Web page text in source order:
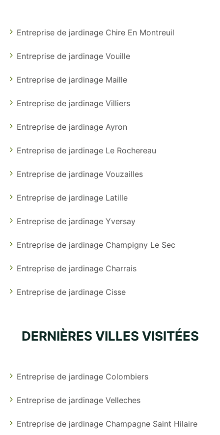
Entreprise de jardinage Chire En Montreuil
Entreprise de jardinage Vouille
Entreprise de jardinage Maille
Entreprise de jardinage Villiers
Entreprise de jardinage Ayron
Entreprise de jardinage Le Rochereau
Entreprise de jardinage Vouzailles
Entreprise de jardinage Latille
Entreprise de jardinage Yversay
Entreprise de jardinage Champigny Le Sec
Entreprise de jardinage Charrais
Entreprise de jardinage Cisse
DERNIÈRES VILLES VISITÉES
Entreprise de jardinage Colombiers
Entreprise de jardinage Velleches
Entreprise de jardinage Champagne Saint Hilaire